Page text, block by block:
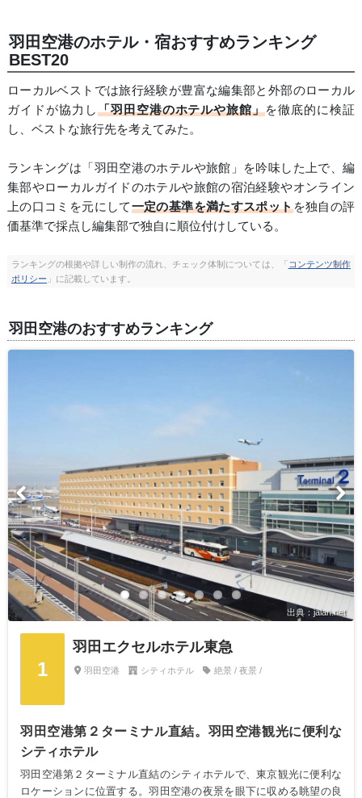
羽田空港のホテル・宿おすすめランキング
BEST20
ローカルベストでは旅行経験が豊富な編集部と外部のローカル
ガイドが協力し「羽田空港のホテルや旅館」を徹底的に検証
し、ベストな旅行先を考えてみた。
ランキングは「羽田空港のホテルや旅館」を吟味した上で、編
集部やローカルガイドのホテルや旅館の宿泊経験やオンライン
上の口コミを元にして一定の基準を満たすスポットを独自の評
価基準で採点し編集部で独自に順位付けしている。
ランキングの根拠や詳しい制作の流れ、チェック体制については、「 コンテンツ制作
ポリシー 」に記載しています。
羽田空港のおすすめランキング
出典：jalan.net
1
羽田エクセルホテル東急
羽田空港 シティホテル 絶景 / 夜景 /
羽田空港第２ターミナル直結。羽田空港観光に便利な
シティホテル
羽田空港第２ターミナル直結のシティホテルで、東京観光に便利な
ロケーションに位置する。羽田空港の夜景を眼下に収める眺望の良